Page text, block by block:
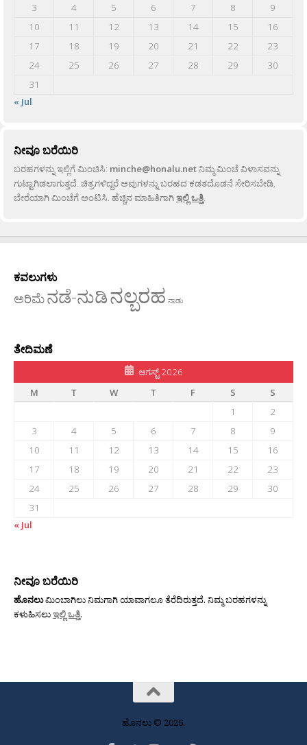
3
4 5 6 7 8
9
10
11 12 13 14 15
16
17
18 19 20 21 22
23
24
25 26 27 28 29
30
31
« Jul
ನೀವೂ ಬರೆಯಿರಿ
ಬರಹಗಳನ್ನು ಇಲ್ಲಿಗೆ ಮಿಂಚಿಸಿ: minche@honalu.netನಿಮ್ಮ ಮಿಂಚೆ ವಿಳಾಸವನ್ನು
ಗುಟ್ಟಾಗಿಡಲಾಗುತ್ತದೆ. ಚಿತ್ರಗಳಿದ್ದರೆ ಅವುಗಳನ್ನು ಬರಹದ ಕಡತದೊಡನೆ ಸೇರಿಸಬೇಡಿ,
ಬೇರೆಯಾಗಿ ಮಿಂಚೆಗೆ ಅಂಟಿಸಿ. ಹೆಚ್ಚಿನ ಮಾಹಿತಿಗಾಗಿಇಲ್ಲಿ ಒತ್ತಿ.
ಕವಲುಗಳು
ಅರಿಮೆನಡೆ-ನುಡಿನಲ್ಬರಹ ನಾಡು
ತೇದಿಮಣೆ
ಆಗಸ್ಟ್ 2026
M
T W T F S
S
1
2
3
4 5 6 7 8
9
10
11 12 13 14 15
16
17
18 19 20 21 22
23
24
25 26 27 28 29
30
31
« Jul
ನೀವೂ ಬರೆಯಿರಿ
ಹೊನಲುಮಿಂಬಾಗಿಲು ನಿಮಗಾಗಿ ಯಾವಾಗಲೂ ತೆರೆದಿರುತ್ತದೆ. ನಿಮ್ಮ ಬರಹಗಳನ್ನು
ಕಳುಹಿಸಲುಇಲ್ಲಿ ಒತ್ತಿ.
ಹೊನಲು © 2026.